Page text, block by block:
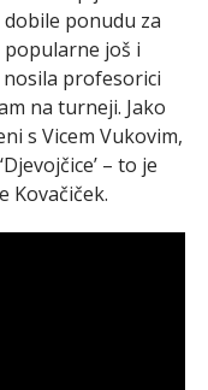
ponudu za
popularne još i
profesorici
na turneji. Jako
s Vicem Vukovim,
– to je
Kovačiček.